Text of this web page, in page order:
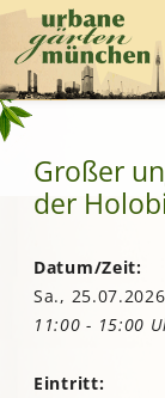
Großer
der
Datum/Zeit:
Sa., 25.07.2026
11:00 - 15:00
Eintritt: